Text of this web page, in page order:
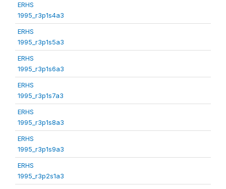
ERHS
1995_r3p1s4a3
ERHS
1995_r3p1s5a3
ERHS
1995_r3p1s6a3
ERHS
1995_r3p1s7a3
ERHS
1995_r3p1s8a3
ERHS
1995_r3p1s9a3
ERHS
1995_r3p2s1a3